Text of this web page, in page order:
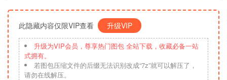
此隐藏内容仅限VIP查看 升级VIP
升级为VIP会员，尊享热门图包 全站下载，收藏必备一站
式拥有。
若图包压缩文件的后缀无法识别改成“7z”就可以解压了，
请勿在线解压。